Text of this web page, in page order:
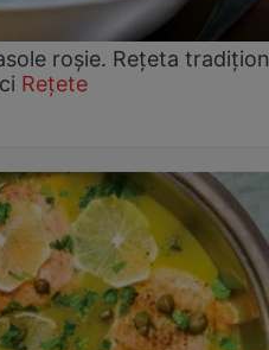
roșie. Rețeta
Rețete